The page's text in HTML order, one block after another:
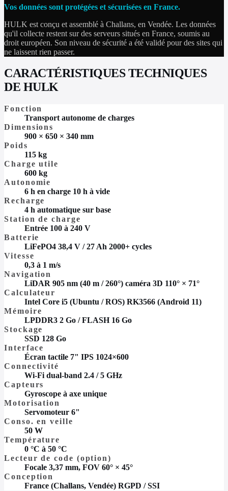
Vos données sont protégées et sécurisées en France.
HULK est conçu et assemblé à Challans, en Vendée. Les données
qu'il collecte restent sur des serveurs situés en France, soumis au
droit européen. Son niveau de sécurité a été validé pour des sites qui
ne laissent rien passer.
CARACTÉRISTIQUES TECHNIQUES
DE HULK
Fonction
Transport autonome de charges
Dimensions
900 × 650 × 340 mm
Poids
115 kg
Charge utile
600 kg
Autonomie
6 h en charge 10 h à vide
Recharge
4 h automatique sur base
Station de charge
Entrée 100 à 240 V
Batterie
LiFePO4 38,4 V / 27 Ah 2000+ cycles
Vitesse
0,3 à 1 m/s
Navigation
LiDAR 905 nm (40 m / 260°) caméra 3D 110° × 71°
Calculateur
Intel Core i5 (Ubuntu / ROS) RK3566 (Android 11)
Mémoire
LPDDR3 2 Go / FLASH 16 Go
Stockage
SSD 128 Go
Interface
Écran tactile 7" IPS 1024×600
Connectivité
Wi-Fi dual-band 2.4 / 5 GHz
Capteurs
Gyroscope à axe unique
Motorisation
Servomoteur 6"
Conso. en veille
50 W
Température
0 °C à 50 °C
Lecteur de code (option)
Focale 3,37 mm, FOV 60° × 45°
Conception
France (Challans, Vendée) RGPD / SSI